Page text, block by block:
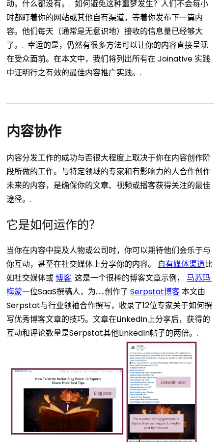
动。什么都没有。. 如何避免这种噩梦发生？人们不会每小
时都盯着你的网站或其他自有渠道，等着你发布下一篇内
容。他们每天（通常是无意识地）接收的信息量已经够大
了。. 幸运的是，仍然有很多方法可以让你的内容直接呈现
在受众面前。在本文中，我们将列出所有在 Joinative 实践
中证明行之有效的最佳内容推广实践。.
内容协作
内容分发工作的成功与否很大程度上取决于你在内容创作阶
段所做的工作。与特定领域的专家和有影响力的人合作创作
未来的内容，是确保你的文章、视频或播客获得关注的最佳
途径。.
它是如何运作的？
当你在内容中提及人物或公司时，你可以期待他们会乐于与
你互动，甚至在社交媒体上分享你的内容。 自有媒体渠道比
如社交媒体或博客. 这是一个很棒的博客文章示例， 马苏玛·
梅蒙一位SaaS撰稿人，为……创作了Serpstat博客本文由
Serpstat与行业领袖合作撰写，收录了12位专家关于如何撰
写优秀博客文章的技巧。文章在LinkedIn上分享后，获得的
互动和评论数量是Serpstat其他LinkedIn帖子的两倍。.